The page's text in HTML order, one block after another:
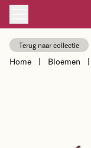
Skip to content
Terug naar collectie
Home | Bloemen |